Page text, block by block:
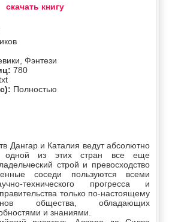
скачать книгу
Фэнтези
780
Полностью
Дангар и Каталия ведут абсолютно
одной из этих стран все еще
строй и превосходство
соседи пользуются всеми
технического прогресса и
только по-настоящему
общества, обладающих
и знаниями.